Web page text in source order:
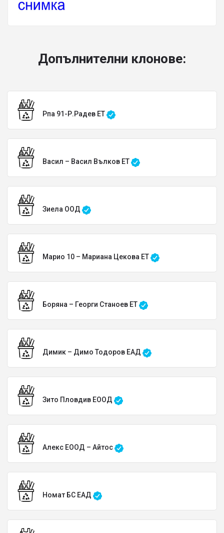
Допълнителни клонове:
Рпа 91-Р.Радев ЕТ
Васил – Васил Вълков ЕТ
Зиела ООД
Марио 10 – Мариана Цекова ЕТ
Боряна – Георги Станоев ЕТ
Димик – Димо Тодоров ЕАД
Зито Пловдив ЕООД
Алекс ЕООД – Айтос
Номат БС ЕАД